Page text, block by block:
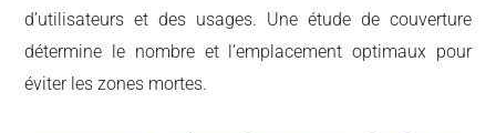
d’utilisateurs et des usages. Une étude de couverture
détermine le nombre et l’emplacement optimaux pour
éviter les zones mortes.